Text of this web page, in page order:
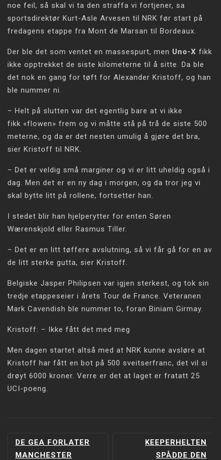
noe feil, så skal vi ta den straffa vi fortjener, sa
sportsdirektør Kurt-Asle Arvesen til NRK før start på
fredagens etappe fra Mont de Marsan til Bordeaux.
Der ble det som ventet en massespurt, men Uno-X fikk
ikke opptrekket de siste kilometerne til å sitte. Da ble
det nok en gang for tøft for Alexander Kristoff, og han
ble nummer ni.
– Helt på slutten var det egentlig bare at vi ikke
fikk «flowen» frem og vi måtte stå på trå de siste 500
meterne, og da er det nesten umulig å gjøre det bra,
sier Kristoff til NRK.
– Det er veldig små marginer og vi er litt uheldig også i
dag. Men det er en ny dag i morgen, og da tror jeg vi
skal bytte litt på rollene, fortsetter han.
I stedet blir han hjelperytter for enten Søren
Wærenskjold eller Rasmus Tiller.
– Det er en litt tøffere avslutning, så vi får gå for en av
de litt sterke gutta, sier Kristoff.
Belgiske Jasper Philipsen var igjen sterkest, og tok sin
tredje etappeseier i årets Tour de France. Veteranen
Mark Cavendish ble nummer to, foran Biniam Girmay.
Kristoff: – Ikke fått det med meg
Men dagen startet altså med at NRK kunne avsløre at
Kristoff har fått en bot på 500 sveitserfranc, det vil si
drøyt 6000 kroner. Verre er det at laget er fratatt 25
UCI-poeng.
INNLEGGSNAVIGERING
DE GEA FORLATER
MANCHESTER
KEEPERHELTEN
SPÅDDE DEN